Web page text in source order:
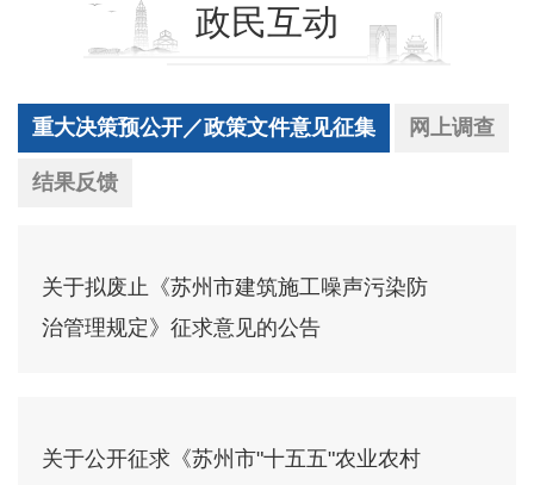
政民互动
重大决策预公开／政策文件意见征集 网上调查
结果反馈
关于拟废止《苏州市建筑施工噪声污染防
治管理规定》征求意见的公告
关于公开征求《苏州市"十五五"农业农村